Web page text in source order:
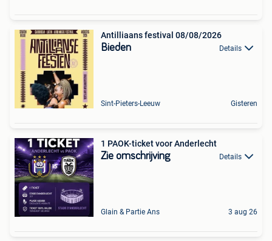
Antilliaans festival 08/08/2026
Bieden Details
Sint-Pieters-Leeuw Gisteren
1 PAOK-ticket voor Anderlecht
Zie omschrijving Details
Glain & Partie Ans 3 aug 26